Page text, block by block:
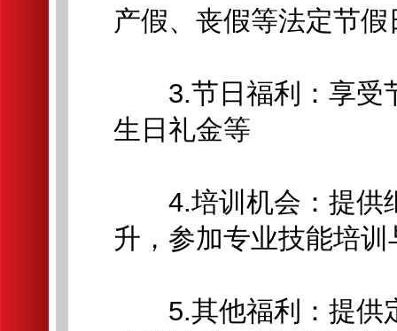
产假、丧假等法定节假
3.节日福利：享受
生日礼金等
4.培训机会：提供
升，参加专业技能培
5.其他福利：提供